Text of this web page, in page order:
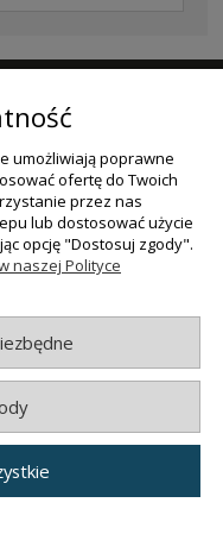
ZAPISZ SIĘ
zastrzeżone.
umożliwiają poprawne
ofertę do Twoich
przez nas
lub dostosować użycie
opcję "Dostosuj zgody".
naszej Polityce